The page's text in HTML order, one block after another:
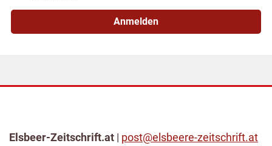
Anmelden
Elsbeer-Zeitschrift.at | post@elsbeere-zeitschrift.at